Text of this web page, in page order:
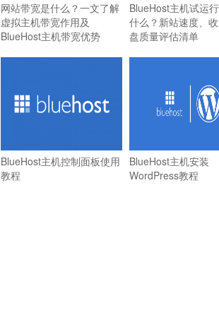
网站带宽是什么？一文了解
虚拟主机带宽作用及
BlueHost主机带宽优势
BlueHost主机试运
什么？新站速度、
盘质量评估清单
BlueHost主机控制面板使用
教程
BlueHost主机安装
WordPress教程